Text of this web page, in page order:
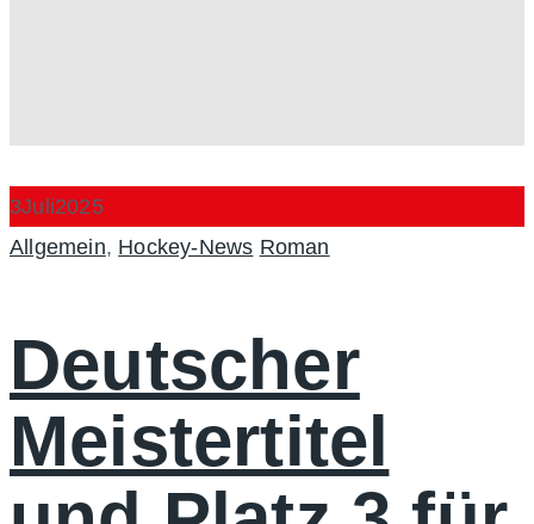
3Juli2025
Categories
Allgemein, Hockey-News Author
Roman
Deutscher
Meistertitel